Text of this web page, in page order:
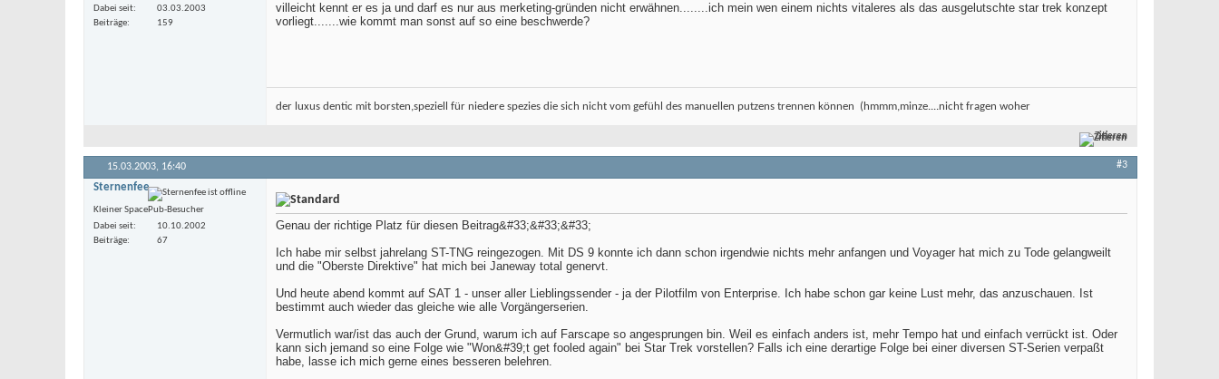
Dabei seit
03.03.2003
Beiträge
159
villeicht kennt er es ja und darf es nur aus merketing-gründen nicht erwähnen........ich mein wen einem nichts vitaleres als das ausgelutschte star trek konzept
vorliegt.......wie kommt man sonst auf so eine beschwerde?
der luxus dentic mit borsten,speziell für niedere spezies die sich nicht vom gefühl des manuellen putzens trennen können (hmmm,minze....nicht fragen woher
Zitieren
15.03.2003, 16:40 #3
Sternenfee
Kleiner SpacePub-Besucher
Dabei seit
10.10.2002
Beiträge
67
Genau der richtige Platz für diesen Beitrag&#33;&#33;&#33;
Ich habe mir selbst jahrelang ST-TNG reingezogen. Mit DS 9 konnte ich dann schon irgendwie nichts mehr anfangen und Voyager hat mich zu Tode gelangweilt
und die "Oberste Direktive" hat mich bei Janeway total genervt.
Und heute abend kommt auf SAT 1 - unser aller Lieblingssender - ja der Pilotfilm von Enterprise. Ich habe schon gar keine Lust mehr, das anzuschauen. Ist
bestimmt auch wieder das gleiche wie alle Vorgängerserien.
Vermutlich war/ist das auch der Grund, warum ich auf Farscape so angesprungen bin. Weil es einfach anders ist, mehr Tempo hat und einfach verrückt ist. Oder
kann sich jemand so eine Folge wie "Won&#39;t get fooled again" bei Star Trek vorstellen? Falls ich eine derartige Folge bei einer diversen ST-Serien verpaßt
habe, lasse ich mich gerne eines besseren belehren.